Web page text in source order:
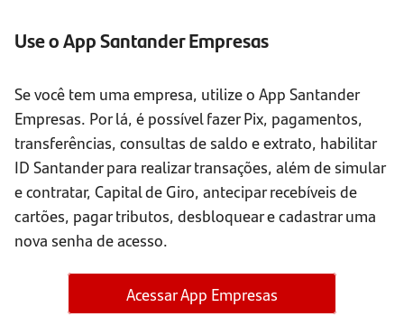
Use o App Santander Empresas
Se você tem uma empresa, utilize o App Santander
Empresas. Por lá, é possível fazer Pix, pagamentos,
transferências, consultas de saldo e extrato, habilitar
ID Santander para realizar transações, além de simular
e contratar, Capital de Giro, antecipar recebíveis de
cartões, pagar tributos, desbloquear e cadastrar uma
nova senha de acesso.
Acessar App Empresas